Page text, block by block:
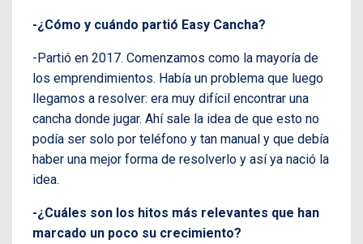
-¿Cómo y cuándo partió Easy Cancha?
-Partió en 2017. Comenzamos como la mayoría de
los emprendimientos. Había un problema que luego
llegamos a resolver: era muy difícil encontrar una
cancha donde jugar. Ahí sale la idea de que esto no
podía ser solo por teléfono y tan manual y que debía
haber una mejor forma de resolverlo y así ya nació la
idea.
-¿Cuáles son los hitos más relevantes que han
marcado un poco su crecimiento?